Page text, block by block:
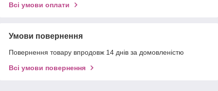
Всі умови оплати
Умови повернення
Повернення товару впродовж 14 днів за домовленістю
Всі умови повернення